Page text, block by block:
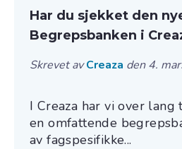
Har du sjekket den
Begrepsbanken i
Skrevet avCreaza den 4.
I Creaza har vi over
en omfattende
av fagspesifikke...